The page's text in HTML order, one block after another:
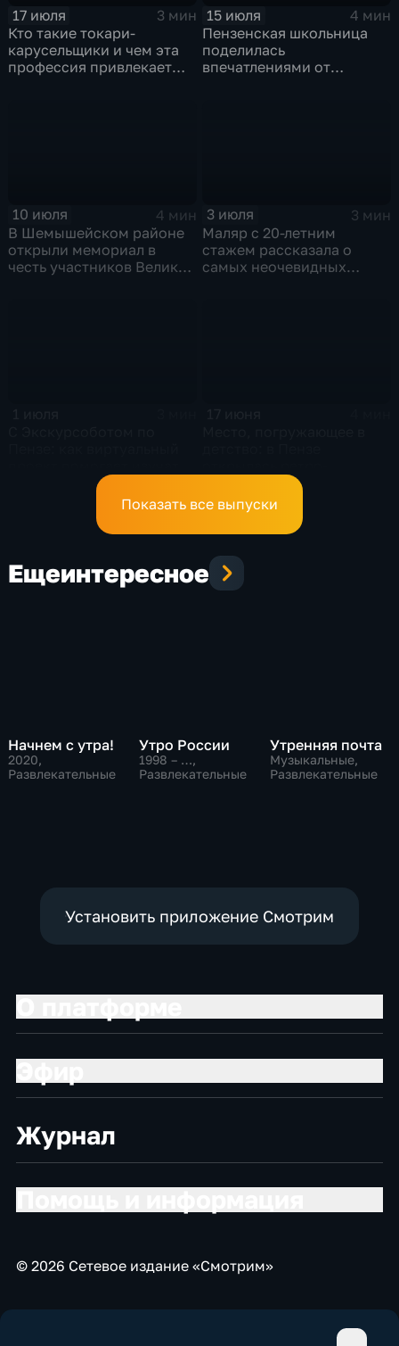
17 июля
3 мин
Кто такие токари-
карусельщики и чем эта
профессия привлекает
15 июля
4 мин
Пензенская школьница
поделилась
впечатлениями от
10 июля
4 мин
В Шемышейском районе
открыли мемориал в
честь участников Великой
3 июля
3 мин
Маляр с 20-летним
стажем рассказала о
самых неочевидных
гостиная "Я же Мишка"
Показать все выпуски
Ещеинтересное
Начнем с утра!
2020,
Развлекательные
Утро России
1998 – …,
Развлекательные
Утренняя почта
Музыкальные,
Развлекательные
Установить приложение Смотрим
Журнал
© 2026 Сетевое издание «Смотрим»